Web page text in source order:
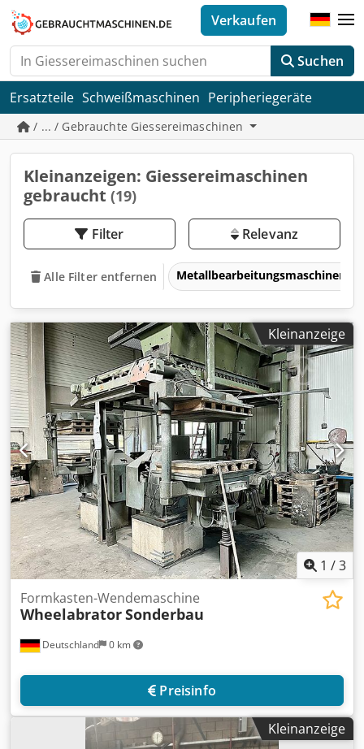
Suchen
Verkaufen
Ersatzteile Schweißmaschinen Peripheriegeräte
/ ... / Gebrauchte Giessereimaschinen
Kleinanzeigen: Giessereimaschinen
gebraucht (19)
Filter Relevanz
Alle Filter entfernen Metallbearbeitungsmaschinen
Kleinanzeige
1 /3
Deutschland 0 km
Formkasten-Wendemaschine
WheelabratorSonderbau
Preisinfo
Kleinanzeige